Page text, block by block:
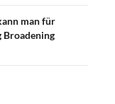
man für
Broadening